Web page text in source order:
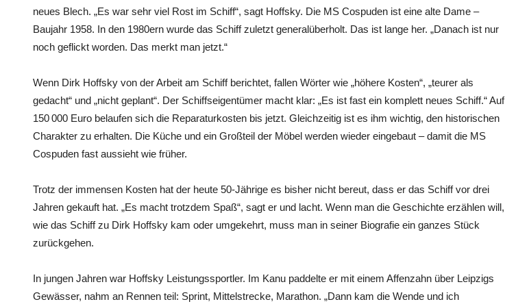
neues Blech. „Es war sehr viel Rost im Schiff“, sagt Hoffsky. Die MS Cospuden ist eine alte Dame –
Baujahr 1958. In den 1980ern wurde das Schiff zuletzt generalüberholt. Das ist lange her. „Danach ist nur
noch geflickt worden. Das merkt man jetzt.“
Wenn Dirk Hoffsky von der Arbeit am Schiff berichtet, fallen Wörter wie „höhere Kosten“, „teurer als
gedacht“ und „nicht geplant“. Der Schiffseigentümer macht klar: „Es ist fast ein komplett neues Schiff.“ Auf
150 000 Euro belaufen sich die Reparaturkosten bis jetzt. Gleichzeitig ist es ihm wichtig, den historischen
Charakter zu erhalten. Die Küche und ein Großteil der Möbel werden wieder eingebaut – damit die MS
Cospuden fast aussieht wie früher.
Trotz der immensen Kosten hat der heute 50-Jährige es bisher nicht bereut, dass er das Schiff vor drei
Jahren gekauft hat. „Es macht trotzdem Spaß“, sagt er und lacht. Wenn man die Geschichte erzählen will,
wie das Schiff zu Dirk Hoffsky kam oder umgekehrt, muss man in seiner Biografie ein ganzes Stück
zurückgehen.
In jungen Jahren war Hoffsky Leistungssportler. Im Kanu paddelte er mit einem Affenzahn über Leipzigs
Gewässer, nahm an Rennen teil: Sprint, Mittelstrecke, Marathon. „Dann kam die Wende und ich